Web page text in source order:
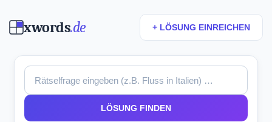
xwords.de + LÖSUNG EINREICHEN
LÖSUNG FINDEN